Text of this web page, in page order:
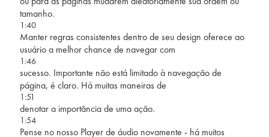
tamanho.
1:40
Manter regras consistentes dentro de seu design oferece ao
usuário a melhor chance de navegar com
1:46
sucesso. Importante não está limitado à navegação de
página, é claro. Há muitas maneiras de
1:51
denotar a importância de uma ação.
1:54
Pense no nosso Player de áudio novamente - há muitos